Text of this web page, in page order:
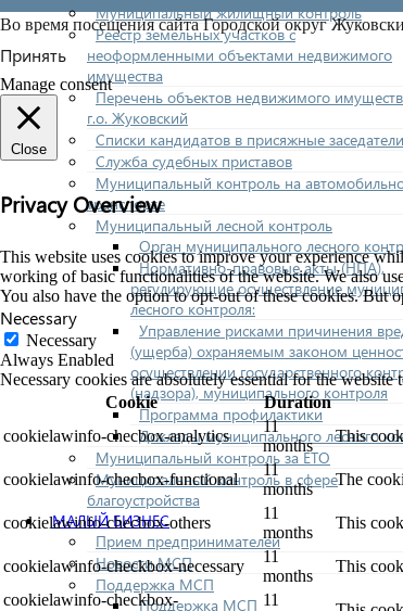
Муниципальный жилищный контроль
Реестр земельных участков с
неоформленными объектами недвижимого
имущества
Перечень объектов недвижимого
г.о. Жуковский
Списки кандидатов в присяжные заседатели
Служба судебных приставов
Муниципальный контроль на
транспорте
Муниципальный лесной контроль
Орган муниципального лесного
Нормативно-правовые акты (НПА),
регулирующие осуществление
лесного контроля:
Управление рисками причинения
(ущерба) охраняемым законом
осуществлении государственного
(надзора), муниципального контроля
Программа профилактики
Доклады муниципального лесного
Муниципальный контроль за ЕТО
Муниципальный контроль в сфере
благоустройства
МАЛЫЙ БИЗНЕС
Прием предпринимателей
Новости МСП
Поддержка МСП
Поддержка МСП
Во время посещения сайта Городской округ
Принять
Manage consent
Close
Privacy Overview
This website uses cookies to improve your experience
working of basic functionalities of the website. We also
You also have the option to opt-out of these cookies. But
Necessary
Necessary
Always Enabled
Necessary cookies are absolutely essential for the
Cookie
Duration
cookielawinfo-checbox-analytics
11
months
This
cookielawinfo-checbox-functional
11
months
The
cookielawinfo-checbox-others
11
months
This
cookielawinfo-checkbox-necessary
11
months
This
cookielawinfo-checkbox-
11